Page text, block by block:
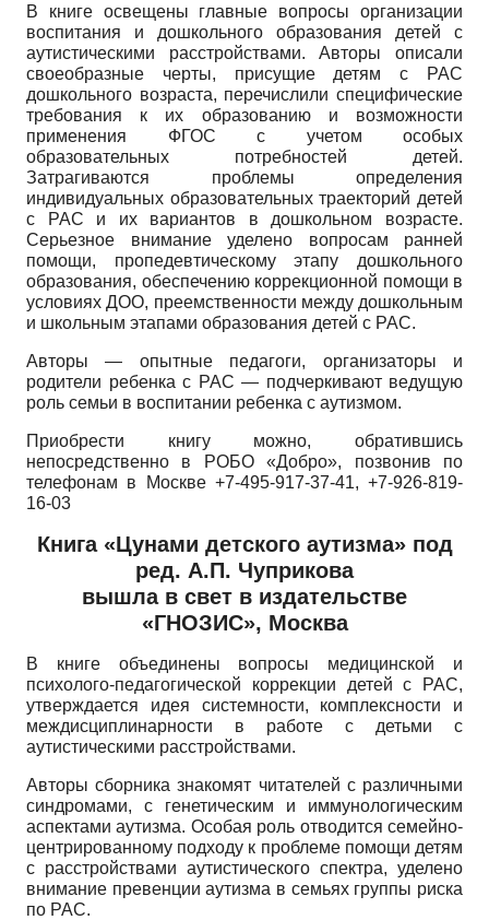
В книге освещены главные вопросы организации
воспитания и дошкольного образования детей с
аутистическими расстройствами. Авторы описали
своеобразные черты, присущие детям с РАС
дошкольного возраста, перечислили специфические
требования к их образованию и возможности
применения ФГОС с учетом особых
образовательных потребностей детей.
Затрагиваются проблемы определения
индивидуальных образовательных траекторий детей
с РАС и их вариантов в дошкольном возрасте.
Серьезное внимание уделено вопросам ранней
помощи, пропедевтическому этапу дошкольного
образования, обеспечению коррекционной помощи в
условиях ДОО, преемственности между дошкольным
и школьным этапами образования детей с РАС.
Авторы — опытные педагоги, организаторы и
родители ребенка с РАС — подчеркивают ведущую
роль семьи в воспитании ребенка с аутизмом.
Приобрести книгу можно, обратившись
непосредственно в РОБО «Добро», позвонив по
телефонам в Москве +7-495-917-37-41, +7-926-819-
16-03
Книга «Цунами детского аутизма» под
ред. А.П. Чуприкова
вышла в свет в издательстве
«ГНОЗИС», Москва
В книге объединены вопросы медицинской и
психолого-педагогической коррекции детей с РАС,
утверждается идея системности, комплексности и
междисциплинарности в работе с детьми с
аутистическими расстройствами.
Авторы сборника знакомят читателей с различными
синдромами, с генетическим и иммунологическим
аспектами аутизма. Особая роль отводится семейно-
центрированному подходу к проблеме помощи детям
с расстройствами аутистического спектра, уделено
внимание превенции аутизма в семьях группы риска
по РАС.